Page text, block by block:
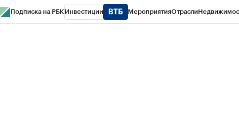
Подписка на РБК Инвестиции МероприятияОтрасли